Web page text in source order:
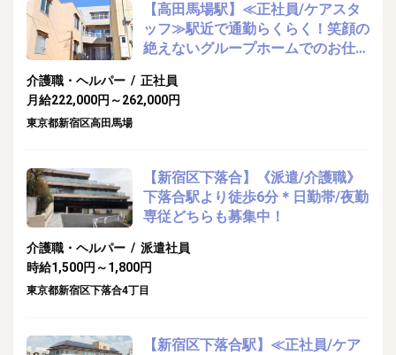
【高田馬場駅】≪正社員/ケアスタ
ッフ≫駅近で通勤らくらく！笑顔の
絶えないグループホームでのお仕事
介護職・ヘルパー / 正社員
月給222,000円～262,000円
東京都新宿区高田馬場
【新宿区下落合】《派遣/介護職》
下落合駅より徒歩6分＊日勤帯/夜勤
専従どちらも募集中！
介護職・ヘルパー / 派遣社員
時給1,500円～1,800円
東京都新宿区下落合4丁目
【新宿区下落合駅】≪正社員/ケア